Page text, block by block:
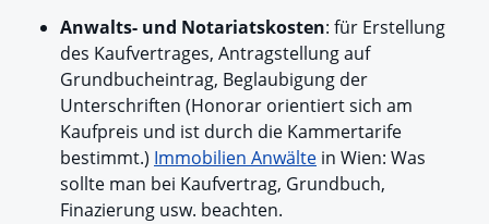
Anwalts- und Notariatskosten: für Erstellung
des Kaufvertrages, Antragstellung auf
Grundbucheintrag, Beglaubigung der
Unterschriften (Honorar orientiert sich am
Kaufpreis und ist durch die Kammertarife
bestimmt.) Immobilien Anwälte in Wien: Was
sollte man bei Kaufvertrag, Grundbuch,
Finazierung usw. beachten.